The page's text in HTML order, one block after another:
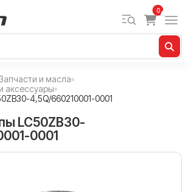
0
и масла
аксессуары
4,5Q/660210001-0001
LC50ZB30-
0001